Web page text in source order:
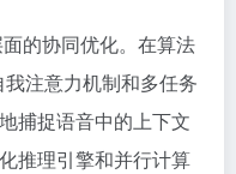
的协同优化。在算法
注意力机制和多任务
捕捉语音中的上下文
推理引擎和并行计算